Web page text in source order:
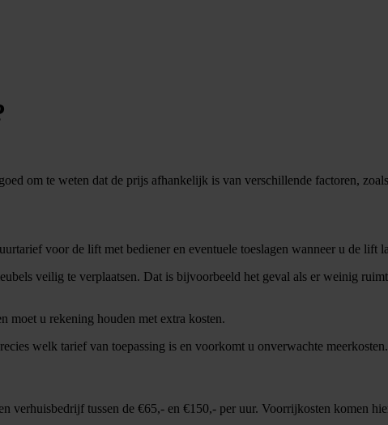
om te weten dat de prijs afhankelijk is van verschillende factoren,
voor de lift met bediener en eventuele toeslagen wanneer u de lift
veilig te verplaatsen. Dat is bijvoorbeeld het geval als er weinig
moet u rekening houden met extra kosten.
welk tarief van toepassing is en voorkomt u onverwachte meerkosten.
verhuisbedrijf tussen de €65,- en €150,- per uur. Voorrijkosten komen